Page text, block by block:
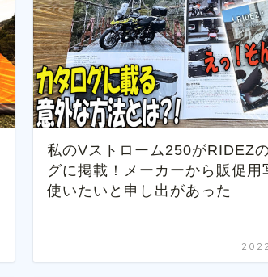
私のVストローム250がRIDEZ
グに掲載！メーカーから販促用
使いたいと申し出があった